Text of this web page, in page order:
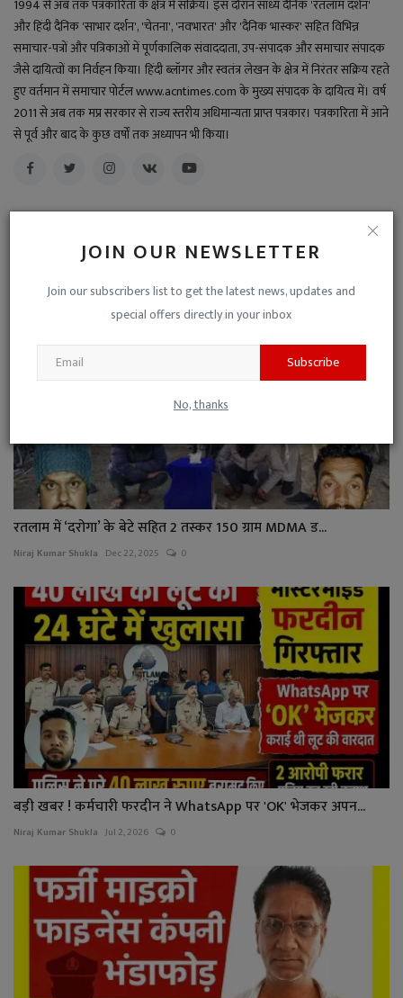
JOIN OUR NEWSLETTER
Join our subscribers list to get the latest news, updates and
special offers directly in your inbox
Subscribe
No, thanks
1994 से अब तक पत्रकारिता के क्षेत्र में सक्रिय। इस दौरान सांध्य दैनिक 'रतलाम दर्शन'
और हिंदी दैनिक 'साभार दर्शन', 'चेतना', 'नवभारत' और 'दैनिक भास्कर' सहित विभिन्न
समाचार-पत्रों और पत्रिकाओं में पूर्णकालिक संवाददाता, उप-संपादक और समाचार संपादक
जैसे दायित्वों का निर्वहन किया। हिंदी ब्लॉगर और स्वतंत्र लेखन के क्षेत्र में निरंतर सक्रिय रहते
हुए वर्तमान में समाचार पोर्टल www.acntimes.com के मुख्य संपादक के दायित्व में। वर्ष
2011 से अब तक मप्र सरकार से राज्य स्तरीय अधिमान्यता प्राप्त पत्रकार। पत्रकारिता में आने
से पूर्व और बाद के कुछ वर्षों तक अध्यापन भी किया।
RELATED POSTS
रतलाम में ‘दरोगा’ के बेटे सहित 2 तस्कर 150 ग्राम MDMA ड...
Niraj Kumar Shukla Dec 22, 2025 0
बड़ी खबर ! कर्मचारी फरदीन ने WhatsApp पर 'OK' भेजकर अपन...
Niraj Kumar Shukla Jul 2, 2026 0